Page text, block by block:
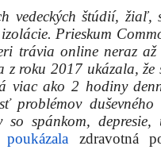
vedeckých štúdií, žiaľ,
Prieskum
trávia online neraz
z roku 2017 ukázala, že
viac ako 2 hodiny
problémov duševného
spánkom, depresie,
poukázala zdravotná